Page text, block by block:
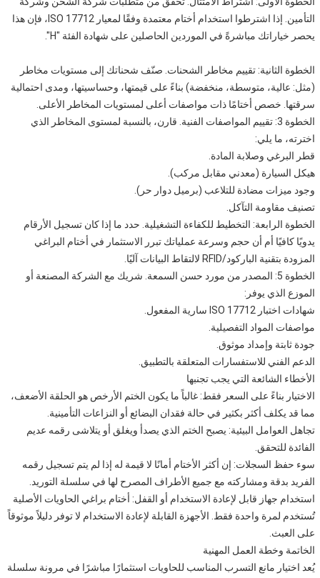
التأمين. إذا اشترطوا استخدام أختام معتمدة وفقًا لمعيار ISO 17712، فإن هذا
يحصر خياراتك مباشرةً في الموردين الحاصلين على شهادة الفئة "H".
الخطوة الثانية: تقييم مخاطر الشحنات. صنّف شحناتك إلى مستويات مخاطر
(مثل: عالية، متوسطة، منخفضة) بناءً على قيمتها، وحساسيتها، ومدى احتمالية
سرقتها. خصص أختامًا ذات مواصفات أعلى لمستويات المخاطر الأعلى.
الخطوة 3: تقييم المواصفات الفنية. قارن، بالنسبة لمستوى المخاطر الذي
اخترته، ما يلي:
قطر البرغي وصلابة المادة.
هيكل السيارة (معدني مقابل مركب).
وجود ميزات مضادة للتلاعب (برميل دوار حر).
تصنيف مقاومة التآكل.
الخطوة الرابعة: التخطيط للكفاءة التشغيلية. حدد ما إذا كان تسجيل الأرقام
يدويًا كافيًا أم أن حجم وسرعة عملياتك تبرر الاستثمار في أختام البراغي
المزودة بتقنية الباركود/RFID لالتقاط البيانات آليًا.
الخطوة 5: المصدر من مورد حسن السمعة. شريك مع الشركة المصنعة أو
الموزع الذي يوفر:
شهادات اختبار ISO 17712 سارية المفعول.
مواصفات المواد التفصيلية.
جودة ثابتة وإمداد موثوق.
الدعم الفني للاستفسارات المتعلقة بالتطبيق.
الأخطاء الشائعة التي يجب تجنبها
الاختيار بناءً على السعر فقط: غالباً ما يكون الختم الأرخص هو الحلقة الأضعف،
مما قد يكلف أكثر بكثير في حالة فقدان البضائع أو النزاعات التأمينية.
تجاهل العوامل البيئية: يصبح الختم الذي يصدأ ويغلق أو يتلاشى رقمه عديم
الفائدة للتحقق.
سوء حفظ السجلات: إن أكثر الأختام أمانًا لا قيمة له إذا لم يتم تسجيل رقمه
الفريد بدقة ومشاركته مع جميع الأطراف المصرح لها في سلسلة التوريد.
استخدام جهاز قابل لإعادة الاستخدام أو القفل: أختام براغي الحاويات الأصلية
تُستخدم لمرة واحدة فقط. الأجهزة القابلة لإعادة الاستخدام لا توفر دليلاً موثوقاً
على العبث.
الخاتمة وخطة العمل المهنية
يُعد اختيار مانع التسرب المناسب للحاويات استثمارًا مباشرًا في مرونة سلسلة